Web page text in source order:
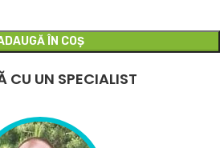
ÎN COȘ
CU UN SPECIALIST